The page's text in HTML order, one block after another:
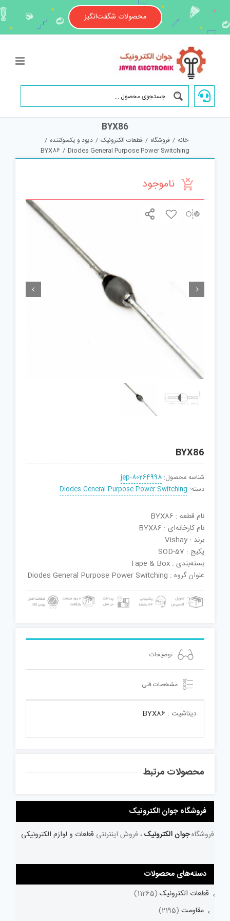
content
محصولات شگفت‌انگیز
BYX86
خانه / فروشگاه / قطعات الکترونیک / دیود و یکسوکننده /
Diodes General Purpose Power Switching
/
BYX86
ناموجود
 
BYX86
شناسه محصول: jep-80264998
دسته: Diodes General Purpose Power Switching
نام قطعه : BYX86
نام کارخانه‌ای : BYX86
برند : Vishay
پکیج : SOD-57
بسته‌بندی : Tape & Box
عنوان گروه : Diodes General Purpose Power Switching
توضیحات
مشخصات فنی
دیتاشیت : BYX86
محصولات مرتبط
فروشگاه جوان الکترونیک
فروشگاهجوان الکترونیک ، فروش اینترنتی قطعات و لوازم الکترونیکی
دسته‌های محصولات
قطعات الکترونیک (11265)
مقاومت (2195)